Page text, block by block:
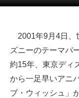
注目記事を集めた
スマホと通信の最
好きが集まる 比
2001年9月4日、
ズニーのテーマパ
約15年、東京ディ
から一足早いアニ
ブ・ウィッシュ」